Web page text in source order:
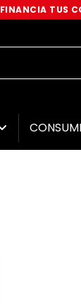
FINANCIA TUS